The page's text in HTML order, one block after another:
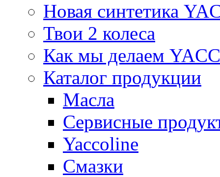
Новая синтетика
Твои 2 колеса
Как мы делаем
Каталог продукции
Масла
Сервисные
Yaccoline
Смазки